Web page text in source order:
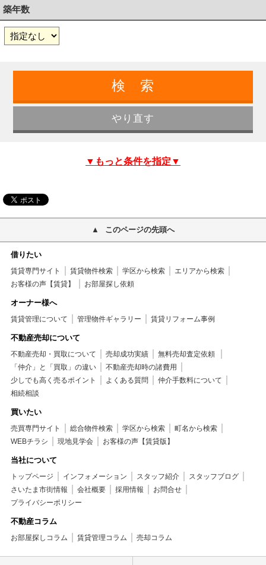
築年数
▼もっと条件を指定▼
このページの先頭へ
借りたい
賃貸専門サイト 賃貸物件検索 学区から検索
エリアから検索
お客様の声【賃貸】
お部屋探し依頼
オーナー様へ
賃貸管理について 管理物件ギャラリー 賃貸リフォーム事例
不動産売却について
不動産売却・買取について 売却成功実績
無料売却査定依頼
「仲介」と「買取」の違い
不動産売却時の諸費用
少しでも高く売るポイント
よくある質問
仲介手数料について
相続相談
買いたい
売買専門サイト 総合物件検索 学区から検索
町名から検索
WEBチラシ
現地見学会 お客様の声【賃貸版】
当社について
トップページ インフォメーション スタッフ紹介
スタッフブログ
さいたま市街情報
会社概要 採用情報
お問合せ
プライバシーポリシー
不動産コラム
お部屋探しコラム 賃貸管理コラム 売却コラム